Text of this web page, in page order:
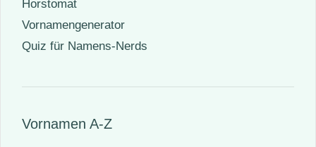
Horstomat
Vornamengenerator
Quiz für Namens-Nerds
Vornamen A-Z